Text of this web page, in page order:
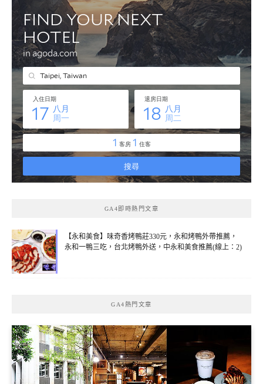
GA4即時熱門文章
【永和美食】味奇香烤鴨莊330元，永和烤鴨外帶推薦，
永和一鴨三吃，台北烤鴨外送，中永和美食推薦(線上：2)
GA4熱門文章